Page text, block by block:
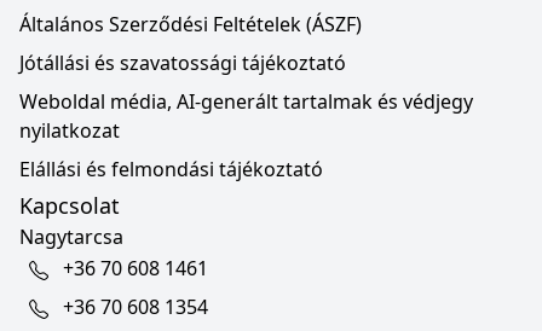
Általános Szerződési Feltételek (ÁSZF)
Jótállási és szavatossági tájékoztató
Weboldal média, AI-generált tartalmak és védjegy
nyilatkozat
Elállási és felmondási tájékoztató
Kapcsolat
Nagytarcsa
+36 70 608 1461
+36 70 608 1354